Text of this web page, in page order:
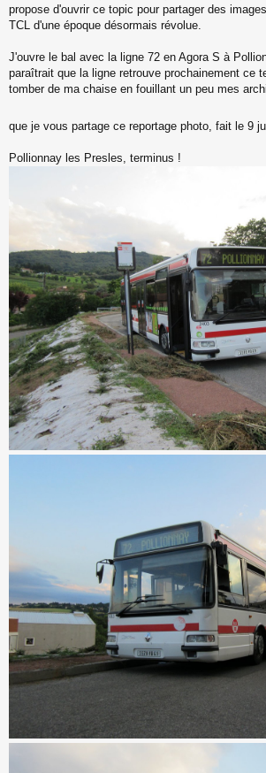
s
s
e
n
o
u
propose d'ouvrir ce topic pour partager des
TCL d'une époque désormais révolue.
J'ouvre le bal avec la ligne 72 en Agora S à
paraîtrait que la ligne retrouve prochainement ce
tomber de ma chaise en fouillant un peu mes
que je vous partage ce reportage photo, fait le 9
Pollionnay les Presles, terminus !